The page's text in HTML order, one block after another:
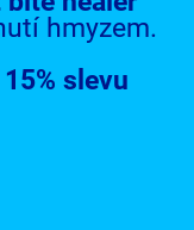
hmyzem.
slevu